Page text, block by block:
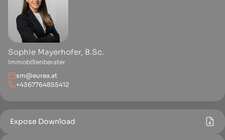
Sophie Mayerhofer, B.Sc.
Immobilienberater
sm@eurea.at
+4367764855412
Expose Download